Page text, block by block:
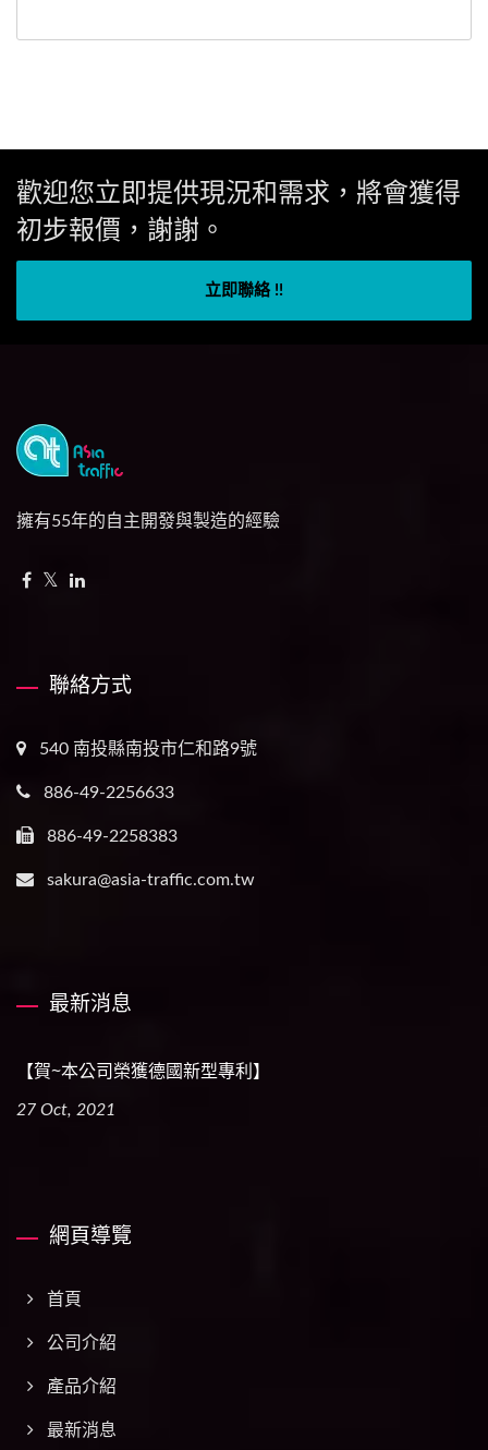
歡迎您立即提供現況和需求，將會獲得
初步報價，謝謝。
立即聯絡 !!
擁有55年的自主開發與製造的經驗
聯絡方式
540 南投縣南投市仁和路9號
886-49-2256633
886-49-2258383
sakura@asia-traffic.com.tw
最新消息
【賀~本公司榮獲德國新型專利】
27 Oct, 2021
網頁導覽
首頁
公司介紹
產品介紹
最新消息